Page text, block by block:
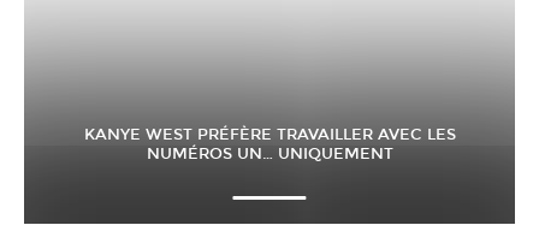
KANYE WEST PRÉFÈRE TRAVAILLER AVEC LES
NUMÉROS UN… UNIQUEMENT